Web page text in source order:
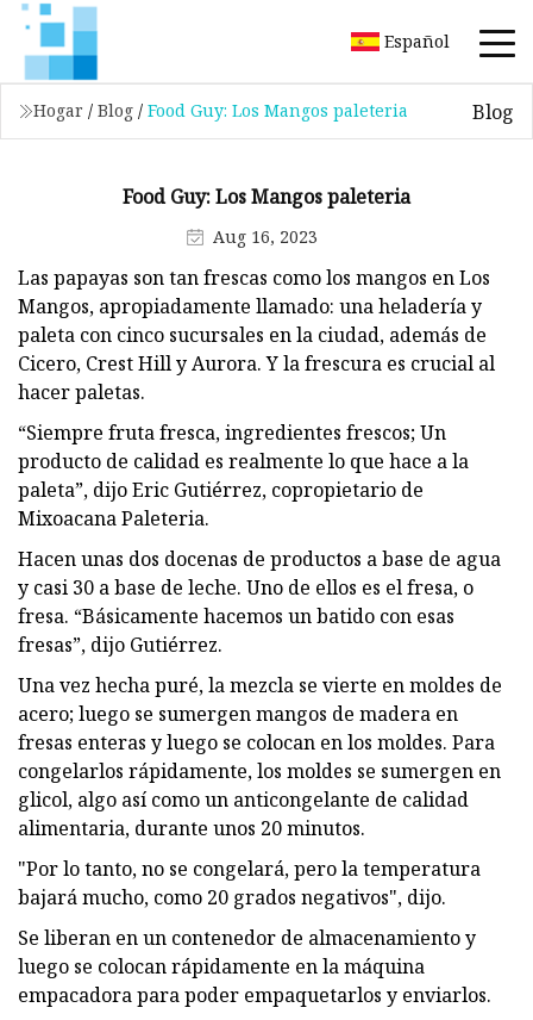
Español
Hogar / Blog / Food Guy: Los Mangos paleteria Blog
Food Guy: Los Mangos paleteria
Aug 16, 2023
Las papayas son tan frescas como los mangos en Los
Mangos, apropiadamente llamado: una heladería y
paleta con cinco sucursales en la ciudad, además de
Cicero, Crest Hill y Aurora. Y la frescura es crucial al
hacer paletas.
“Siempre fruta fresca, ingredientes frescos; Un
producto de calidad es realmente lo que hace a la
paleta”, dijo Eric Gutiérrez, copropietario de
Mixoacana Paleteria.
Hacen unas dos docenas de productos a base de agua
y casi 30 a base de leche. Uno de ellos es el fresa, o
fresa. “Básicamente hacemos un batido con esas
fresas”, dijo Gutiérrez.
Una vez hecha puré, la mezcla se vierte en moldes de
acero; luego se sumergen mangos de madera en
fresas enteras y luego se colocan en los moldes. Para
congelarlos rápidamente, los moldes se sumergen en
glicol, algo así como un anticongelante de calidad
alimentaria, durante unos 20 minutos.
"Por lo tanto, no se congelará, pero la temperatura
bajará mucho, como 20 grados negativos", dijo.
Se liberan en un contenedor de almacenamiento y
luego se colocan rápidamente en la máquina
empacadora para poder empaquetarlos y enviarlos.